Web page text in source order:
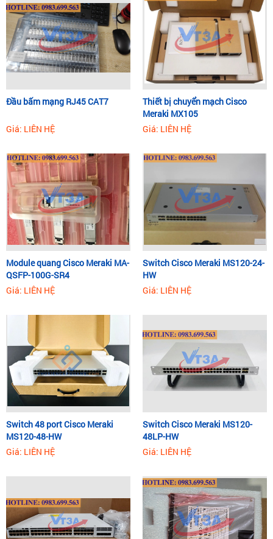
Đầu bấm mạng RJ45 CAT7
Giá: LIÊN HỆ
Thiết bị chuyển mạch Cisco
Meraki MX105
Giá: LIÊN HỆ
Module quang Cisco Meraki MA-
QSFP-100G-SR4
Giá: LIÊN HỆ
Switch Cisco Meraki MS120-24-
HW
Giá: LIÊN HỆ
Switch 48 port Cisco Meraki
MS120-48-HW
Giá: LIÊN HỆ
Switch Cisco Meraki MS120-
48LP-HW
Giá: LIÊN HỆ